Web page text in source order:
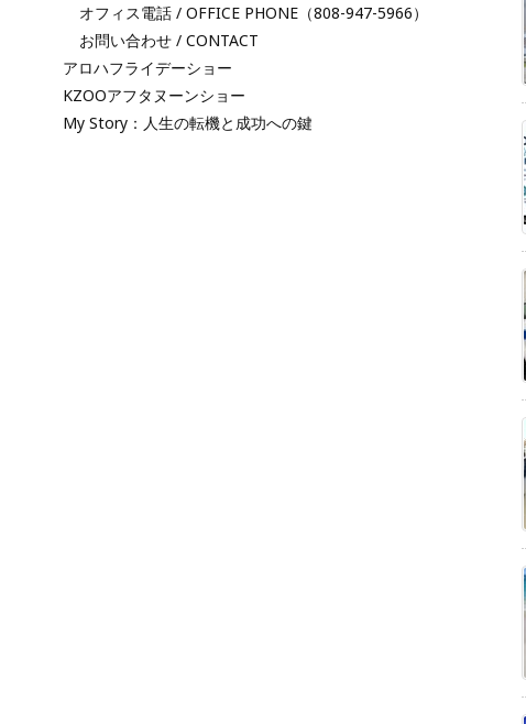
オフィス電話 / OFFICE PHONE（808-947-5966）
お問い合わせ / CONTACT
アロハフライデーショー
KZOOアフタヌーンショー
My Story：人生の転機と成功への鍵